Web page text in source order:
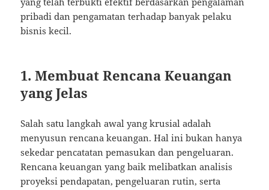
pribadi dan pengamatan terhadap banyak pelaku
bisnis kecil.
1. Membuat Rencana Keuangan
yang Jelas
Salah satu langkah awal yang krusial adalah
menyusun rencana keuangan. Hal ini bukan hanya
sekedar pencatatan pemasukan dan pengeluaran.
Rencana keuangan yang baik melibatkan analisis
proyeksi pendapatan, pengeluaran rutin, serta